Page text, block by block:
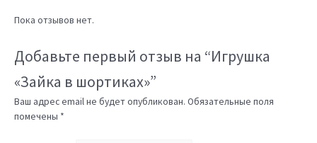
Пока отзывов нет.
Добавьте первый отзыв на “Игрушка
«Зайка в шортиках»”
Ваш адрес email не будет опубликован. Обязательные поля
помечены *